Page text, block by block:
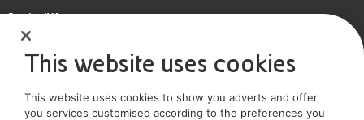
Partita IVA
IT 01768800748 - R.E.A. Milano n.1351279
Società soggetta all'attività di direzione e coordinamento dell'Eni S.p.A.
Società con unico socio
This website uses cookies
This website uses cookies to show you adverts and offer
you services customised according to the preferences you